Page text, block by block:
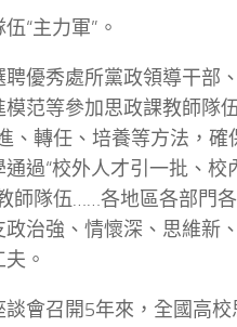
“主力軍”。
優秀處所黨政領導干部
范等參加思政課教師隊
、轉任、培養等方法，
過“校外人才引一批、
師隊伍……各地區各部門
治強、情懷深、思維新
。
會召開5年來，全國高校